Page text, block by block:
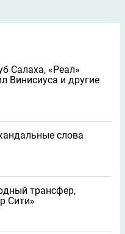
Салаха, «Реал»
Винисиуса и другие
слова
трансфер,
Сити»